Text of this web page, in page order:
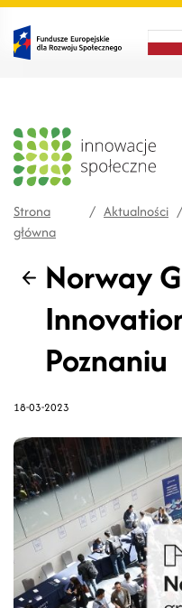
Strona
główna
/ Aktualności /
Wstecz
Norway
Poznaniu
18-03-2023